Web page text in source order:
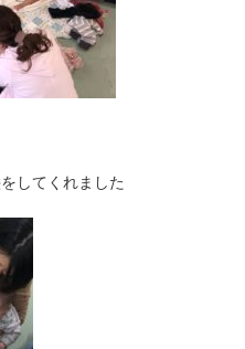
してくれました